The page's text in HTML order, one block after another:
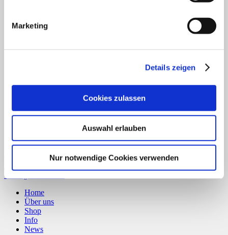
Marketing
Details zeigen
Cookies zulassen
Auswahl erlauben
Nur notwendige Cookies verwenden
PayPal
Bank Transfer
Copyright 2026 © CLOUDROCKER
Vertrag widerrufen
Home
Über uns
Shop
Info
News